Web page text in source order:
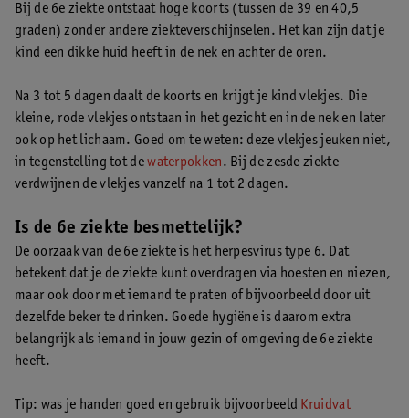
Bij de 6e ziekte ontstaat hoge koorts (tussen de 39 en 40,5
graden) zonder andere ziekteverschijnselen. Het kan zijn dat je
kind een dikke huid heeft in de nek en achter de oren.
Na 3 tot 5 dagen daalt de koorts en krijgt je kind vlekjes. Die
kleine, rode vlekjes ontstaan in het gezicht en in de nek en later
ook op het lichaam. Goed om te weten: deze vlekjes jeuken niet,
in tegenstelling tot dewaterpokken. Bij de zesde ziekte
verdwijnen de vlekjes vanzelf na 1 tot 2 dagen.
Is de 6e ziekte besmettelijk?
De oorzaak van de 6e ziekte is het herpesvirus type 6. Dat
betekent dat je de ziekte kunt overdragen via hoesten en niezen,
maar ook door met iemand te praten of bijvoorbeeld door uit
dezelfde beker te drinken. Goede hygiëne is daarom extra
belangrijk als iemand in jouw gezin of omgeving de 6e ziekte
heeft.
Tip: was je handen goed en gebruik bijvoorbeeld Kruidvat